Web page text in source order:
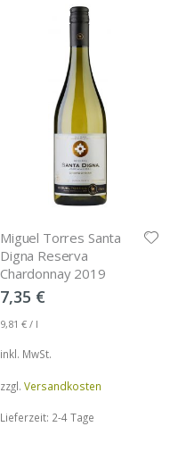
Miguel Torres Santa
Digna Reserva
Chardonnay 2019
7,35 €
9,81 € / l
inkl. MwSt.
zzgl. Versandkosten
Lieferzeit: 2-4 Tage